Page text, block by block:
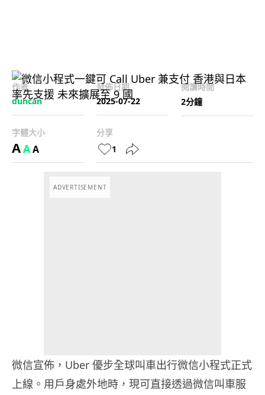
作者
duncan
發佈日期
2025-07-22
閱讀時間
2分鐘
字體大小
AAA
分享
1
ADVERTISEMENT
微信宣佈，Uber 優步全球叫車出行微信小程式正式
上線。用戶身處外地時，現可直接透過微信叫車服